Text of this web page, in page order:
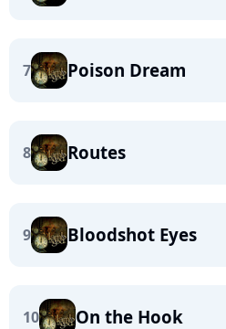
7 Poison Dream
8 Routes
9 Bloodshot Eyes
10 On the Hook